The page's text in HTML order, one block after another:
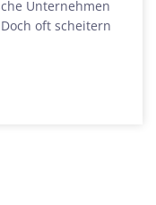
Unternehmen
oft scheitern